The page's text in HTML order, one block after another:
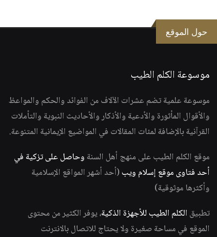
حول الموقع
موسوعة الكلم الطيب
موسوعة علمية تضم عشرات الآلاف من الفوائد والحكم والمواعظ
والأقوال المأثورة والأدعية والأذكار والأحاديث النبوية والتأملات
القرآنية بالإضافة لمئات المقالات في المواضيع الإيمانية المتنوعة.
موقع الكلم الطيب على منهج أهل السنة وحاصل على تزكية في
أحد فتاوى موقع إسلام ويب (أحد أشهر المواقع الإسلامية
وأكثرها موثوقية)
تطبيق الكلم الطيب للأجهزة الذكية، يوفر الكثير من محتوى
الموقع في مساحة صغيرة ولا يحتاج للاتصال بالانترنت